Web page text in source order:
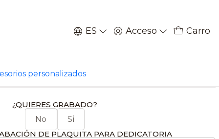
ES Acceso Carro
personalizados
jabalí sobre roca
¿QUIERES GRABADO?
No Si
DE PLAQUITA PARA DEDICATORIA